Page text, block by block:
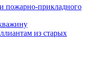
пожарно-прикладного
из старых